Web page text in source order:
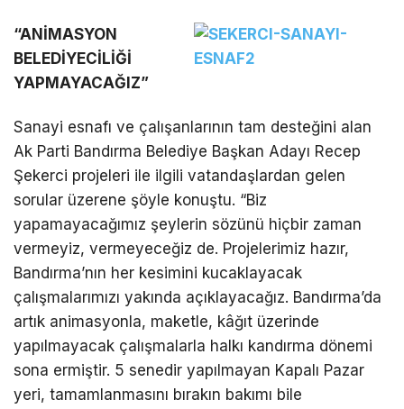
“ANİMASYON
BELEDİYECİLİĞİ
YAPMAYACAĞIZ”
Sanayi esnafı ve çalışanlarının tam desteğini alan
Ak Parti Bandırma Belediye Başkan Adayı Recep
Şekerci projeleri ile ilgili vatandaşlardan gelen
sorular üzerene şöyle konuştu. “Biz
yapamayacağımız şeylerin sözünü hiçbir zaman
vermeyiz, vermeyeceğiz de. Projelerimiz hazır,
Bandırma’nın her kesimini kucaklayacak
çalışmalarımızı yakında açıklayacağız. Bandırma’da
artık animasyonla, maketle, kâğıt üzerinde
yapılmayacak çalışmalarla halkı kandırma dönemi
sona ermiştir. 5 senedir yapılmayan Kapalı Pazar
yeri, tamamlanmasını bırakın bakımı bile